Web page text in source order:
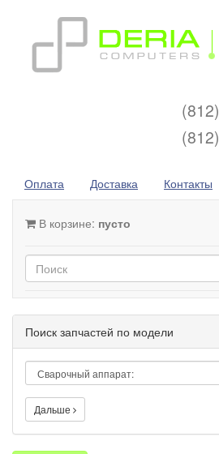
(812)
(812)
Оплата Доставка Контакты
В корзине: пусто
Поиск запчастей по модели
Дальше